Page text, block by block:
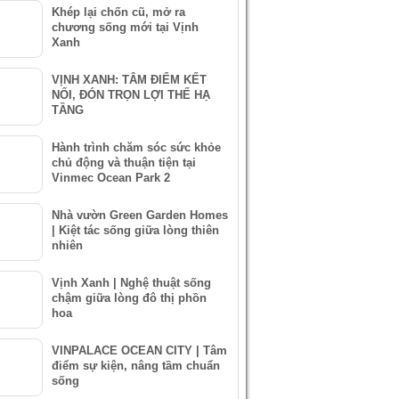
Khép lại chốn cũ, mở ra
chương sống mới tại Vịnh
Xanh
VỊNH XANH: TÂM ĐIỂM KẾT
NỐI, ĐÓN TRỌN LỢI THẾ HẠ
TẦNG
Hành trình chăm sóc sức khỏe
chủ động và thuận tiện tại
Vinmec Ocean Park 2
Nhà vườn Green Garden Homes
| Kiệt tác sống giữa lòng thiên
nhiên
Vịnh Xanh | Nghệ thuật sống
chậm giữa lòng đô thị phồn
hoa
VINPALACE OCEAN CITY | Tâm
điểm sự kiện, nâng tầm chuẩn
sống